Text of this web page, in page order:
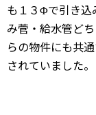
も１３Φで引き込
み菅・給水管ど
らの物件にも共
されていました。